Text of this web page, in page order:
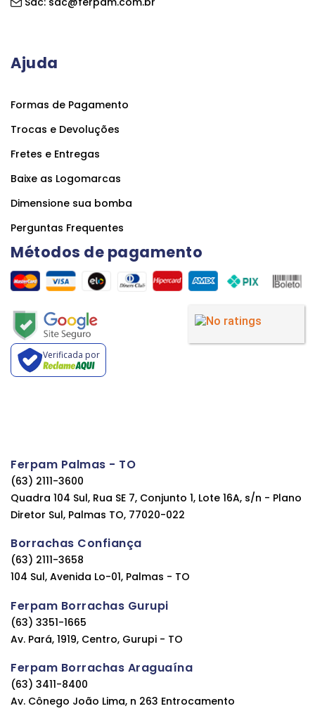
Ajuda
Formas de Pagamento
Trocas e Devoluções
Fretes e Entregas
Baixe as Logomarcas
Dimensione sua bomba
Perguntas Frequentes
Métodos de pagamento
Verificada por
Ferpam Palmas - TO
(63) 2111-3600
Quadra 104 Sul, Rua SE 7, Conjunto 1, Lote 16A, s/n - Plano
Diretor Sul, Palmas TO, 77020-022
Borrachas Confiança
(63) 2111-3658
104 Sul, Avenida Lo-01, Palmas - TO
Ferpam Borrachas Gurupi
(63) 3351-1665
Av. Pará, 1919, Centro, Gurupi - TO
Ferpam Borrachas Araguaína
(63) 3411-8400
Av. Cônego João Lima, n 263 Entrocamento